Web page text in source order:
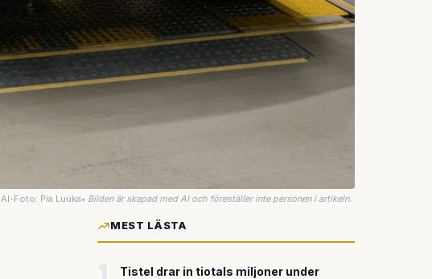
AI-Foto: Pia Luuka• Bilden är skapad med AI och föreställer inte personen i artikeln.
MEST LÄSTA
Tistel drar in tiotals miljoner under